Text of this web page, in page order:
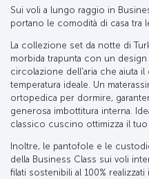
Sui voli a lungo raggio in
portano le comodità di casa tra
La collezione set da notte di
morbida trapunta con un
circolazione dell'aria che aiuta il
temperatura ideale. Un
ortopedica per dormire,
generosa imbottitura interna.
classico cuscino ottimizza il
Inoltre, le pantofole e le
della Business Class sui voli
filati sostenibili al 100%